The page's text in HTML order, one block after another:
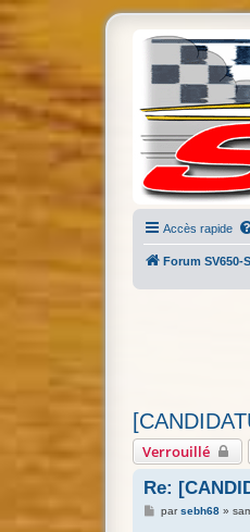
Accès rapide
Forum SV650-
Verrouillé
Re:
Mparsebh68»